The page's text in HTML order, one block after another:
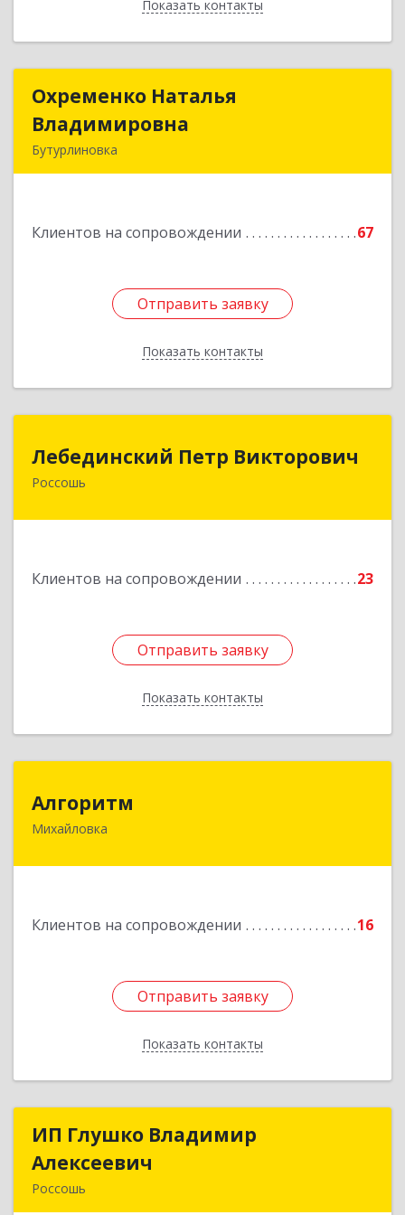
Показать контакты
Назад
Охременко Наталья
Владимировна
Бутурлиновка
Клиентов на сопровождении 67
Отправить заявку
Показать контакты
Охременко Наталья
Отправить заявку
Назад
Лебединский Петр Викторович
Россошь
Клиентов на сопровождении 23
Отправить заявку
Показать контакты
Лебединский Петр Викторович
396650, Воронежская обл., г. Россошь, пер.
Отправить заявку
Назад
Алгоритм
Михайловка
Клиентов на сопровождении 16
Отправить заявку
Показать контакты
Отправить заявку
Назад
ИП Глушко Владимир
Алексеевич
Россошь
ИП Глушко Владимир